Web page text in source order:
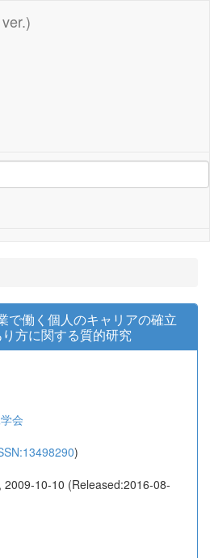
で働く個人のキャリアの確立
方に関する質的研究
会
)
10-10 (Released:2016-08-